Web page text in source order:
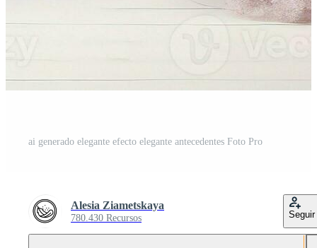
ai generado elegante efecto elegante antecedentes Foto Pro
Alesia Ziametskaya
780.430 Recursos Seguir